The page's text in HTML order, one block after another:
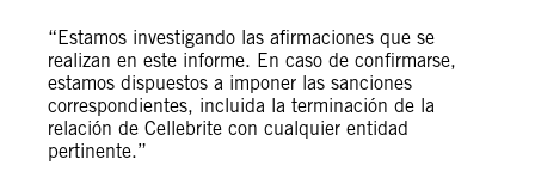
“Estamos investigando las afirmaciones que se
realizan en este informe. En caso de confirmarse,
estamos dispuestos a imponer las sanciones
correspondientes, incluida la terminación de la
relación de Cellebrite con cualquier entidad
pertinente.”